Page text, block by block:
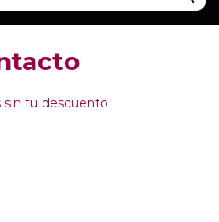
sin tu descuento